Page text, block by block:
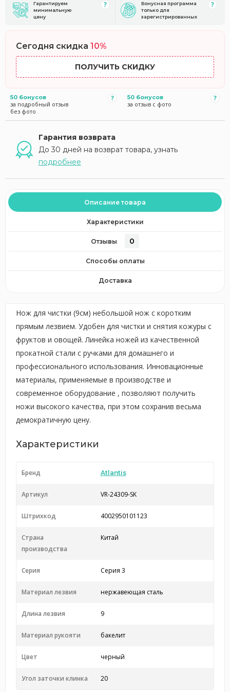
Гарантируем
минимальную
цену
Бонусная программа
только для
зарегистрированных
Сегодня скидка 10%
ПОЛУЧИТЬ СКИДКУ
50 бонусов
за подробный отзыв
без фото
50 бонусов
за отзыв с фото
Гарантия возврата
До 30 дней на возврат товара, узнать
подробнее
Описание товара
Характеристики
Отзывы 0
Способы оплаты
Доставка
Нож для чистки (9см) небольшой нож с коротким
прямым лезвием. Удобен для чистки и снятия кожуры с
фруктов и овощей. Линейка ножей из качественной
прокатной стали с ручками для домашнего и
профессионального использования. Инновационные
материалы, применяемые в производстве и
современное оборудование , позволяют получить
ножи высокого качества, при этом сохранив весьма
демократичную цену.
Характеристики
Бренд Atlantis
Артикул VR-24309-SK
Штрихкод 4002950101123
Страна
производства
Китай
Серия Серия 3
Материал лезвия нержавеющая сталь
Длина лезвия 9
Материал рукояти бакелит
Цвет черный
Угол заточки клинка 20